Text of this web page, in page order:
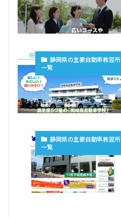
静岡県の主要自動車教習所
一覧
静岡県の主要自動車教習所
一覧